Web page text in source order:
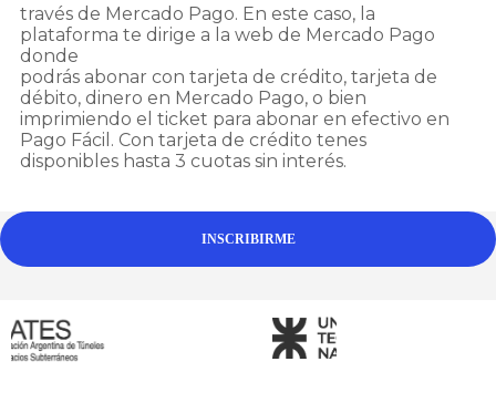
través de Mercado Pago. En este caso, la
plataforma te dirige a la web de Mercado Pago
donde
podrás abonar con tarjeta de crédito, tarjeta de
débito, dinero en Mercado Pago, o bien
imprimiendo el ticket para abonar en efectivo en
Pago Fácil. Con tarjeta de crédito tenes
disponibles hasta 3 cuotas sin interés.
INSCRIBIRME